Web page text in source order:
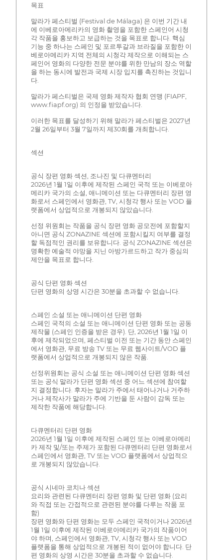
목표
말라가 페스티벌 (Festival de Málaga) 은 이번 기간 내
에 이베로아메리카의 영화 촬영을 포함한 스페인어 시청
각 작품을 홍보하고 보급하는 것을 목표로 합니다. 핵심
기능 중 하나는 스페인 및 포르투갈과 브라질을 포함한 이
베로아메리카 지역 전체의 시청각 제작으로 이해되는 스
페인어 영화의 다양한 전문 분야를 위한 만남의 장소 역할
을 하는 동시에 발전과 국제 시장 입지를 촉진하는 것입니
다.
말라가 페스티벌은 국제 영화 제작자 협회 연맹 (FIAPF,
www.fiapf.org) 의 인정을 받았습니다.
이러한 목표를 달성하기 위해 말라가 페스티벌은 2027년
2월 26일부터 3월 7일까지 제30회를 개최합니다.
섹션
공식 장편 영화 섹션, 조나진 및 다큐멘터리
2026년 1월 1일 이후에 제작된 스페인 국적 또는 이베로아
메리카 국가의 소설, 애니메이션 또는 다큐멘터리 장편 영
화로서 스페인에서 영화관, TV, 시청각 행사 또는 VOD 플
랫폼에서 상업적으로 개봉되지 않았습니다.
선정 위원회는 작품을 공식 장편 영화 공모전에 포함할지
아니면 공식 ZONAZINE 섹션에 포함시킬지 여부를 결정
할 독점적인 권리를 보유합니다. 공식 ZONAZINE 섹션은
명확한 예술적 야망을 지닌 아방가르드하고 작가 중심의
제안을 목표로 합니다.
공식 단편 영화 섹션
단편 영화의 상영 시간은 30분을 초과할 수 없습니다.
스페인 소설 또는 애니메이션 단편 영화
스페인 국적의 소설 또는 애니메이션 단편 영화 또는 공동
제작물 (스페인 인증을 받은 경우). 단, 2026년 1월 1일 이
후에 제작되었으며, 페스티벌 이전 또는 기간 동안 스페인
에서 영화관, 무료 방송 TV 또는 무료 웹사이트/VOD 플
랫폼에서 상업적으로 개봉되지 않은 작품.
선정위원회는 공식 소설 또는 애니메이션 단편 영화 섹션
또는 공식 말라가 단편 영화 섹션 중 어느 섹션에 참여할
지 결정합니다. 후자는 말라가 주에서 태어나거나 거주하
거나 제작사가 말라가 주에 기반을 둔 사람이 감독 또는
제작한 작품에 해당합니다.
다큐멘터리 단편 영화
2026년 1월 1일 이후에 제작된 스페인 또는 이베로아메리
카 제작 및/또는 주제가 포함된 다큐멘터리 단편 영화로서
스페인에서 영화관, TV 또는 VOD 플랫폼에서 상업적으
로 개봉되지 않았습니다.
공식 시네마 코치나 섹션
요리와 관련된 다큐멘터리 장편 영화 및 단편 영화 (요리
와 직접 또는 간접적으로 관련된 분야를 다루는 작품 포
함)
장편 영화와 단편 영화는 모두 스페인 국적이거나 2026년
1월 1일 이후에 제작된 이베로아메리카 국가의 작품이어
야 하며, 스페인에서 영화관, TV, 시청각 행사 또는 VOD
플랫폼을 통해 상업적으로 개봉된 적이 없어야 합니다. 단
편 영화의 상영 시간은 30분을 초과할 수 없습니다.